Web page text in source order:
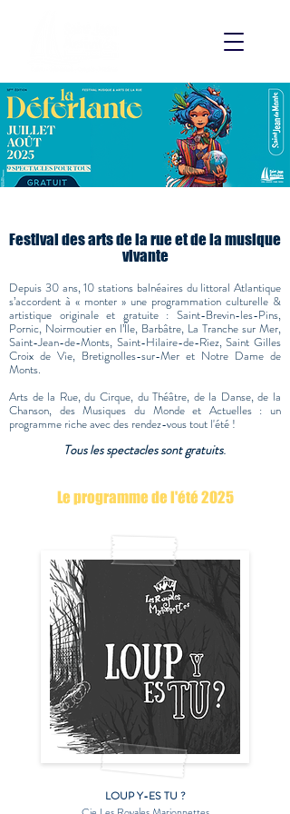
Festival des arts de la rue et de la musique
vivante
Depuis 30 ans, 10 stations balnéaires du littoral Atlantique
s’accordent à « monter » une programmation culturelle &
artistique originale et gratuite : Saint-Brevin-les-Pins,
Pornic, Noirmoutier en l’Île, Barbâtre, La Tranche sur Mer,
Saint-Jean-de-Monts, Saint-Hilaire-de-Riez, Saint Gilles
Croix de Vie, Bretignolles-sur-Mer et Notre Dame de
Monts.
Arts de la Rue, du Cirque, du Théâtre, de la Danse, de la
Chanson, des Musiques du Monde et Actuelles : un
programme riche avec des rendez-vous tout l'été !
Tous les spectacles sont gratuits.
Le programme de l'été 2025
LOUP Y-ES TU ?